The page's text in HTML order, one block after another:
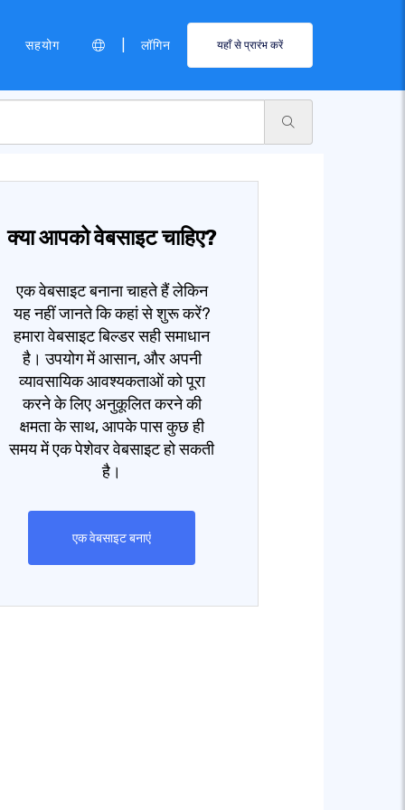
सहयोग लॉगिन यहाँ से प्रारंभ करें
क्या आपको वेबसाइट चाहिए?
एक वेबसाइट बनाना चाहते हैं लेकिन
यह नहीं जानते कि कहां से शुरू करें?
हमारा वेबसाइट बिल्डर सही समाधान
है। उपयोग में आसान, और अपनी
व्यावसायिक आवश्यकताओं को पूरा
करने के लिए अनुकूलित करने की
क्षमता के साथ, आपके पास कुछ ही
समय में एक पेशेवर वेबसाइट हो सकती
है।
एक वेबसाइट बनाएं